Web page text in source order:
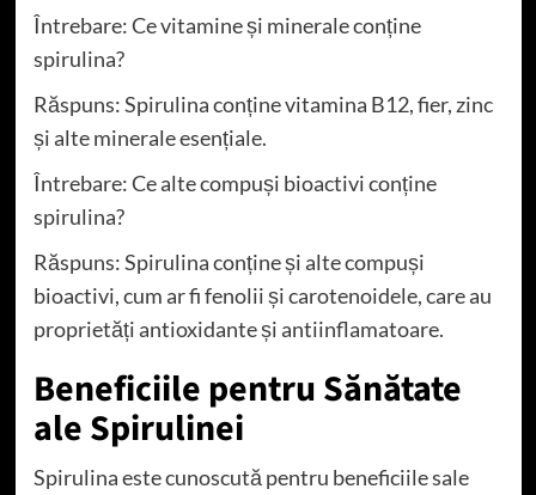
Întrebare: Ce vitamine și minerale conține
spirulina?
Răspuns: Spirulina conține vitamina B12, fier, zinc
și alte minerale esențiale.
Întrebare: Ce alte compuși bioactivi conține
spirulina?
Răspuns: Spirulina conține și alte compuși
bioactivi, cum ar fi fenolii și carotenoidele, care au
proprietăți antioxidante și antiinflamatoare.
Beneficiile pentru Sănătate
ale Spirulinei
Spirulina este cunoscută pentru beneficiile sale